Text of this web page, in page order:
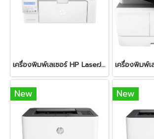
เครื่องพิมพ์เลเซอร์ HP LaserJet Pro MFP-M130NW
New New